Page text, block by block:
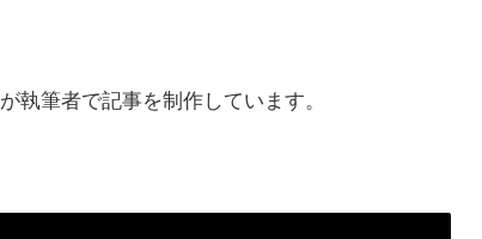
が執筆者で記事を制作しています。